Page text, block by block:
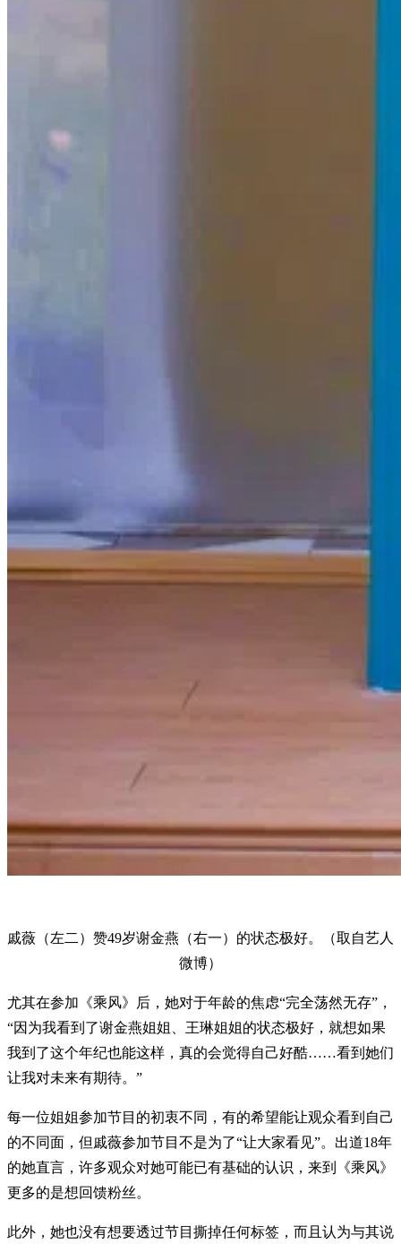
戚薇（左二）赞49岁谢金燕（右一）的状态极好。（取自艺人
微博）
尤其在参加《乘风》后，她对于年龄的焦虑“完全荡然无存”，
“因为我看到了谢金燕姐姐、王琳姐姐的状态极好，就想如果
我到了这个年纪也能这样，真的会觉得自己好酷……看到她们
让我对未来有期待。”
每一位姐姐参加节目的初衷不同，有的希望能让观众看到自己
的不同面，但戚薇参加节目不是为了“让大家看见”。出道18年
的她直言，许多观众对她可能已有基础的认识，来到《乘风》
更多的是想回馈粉丝。
此外，她也没有想要透过节目撕掉任何标签，而且认为与其说